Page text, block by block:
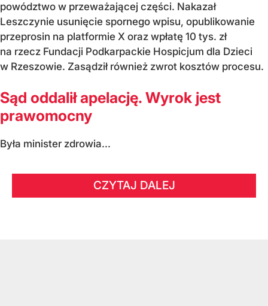
powództwo w przeważającej części. Nakazał
Leszczynie usunięcie spornego wpisu, opublikowanie
przeprosin na platformie X oraz wpłatę 10 tys. zł
na rzecz Fundacji Podkarpackie Hospicjum dla Dzieci
w Rzeszowie. Zasądził również zwrot kosztów procesu.
Sąd oddalił apelację. Wyrok jest
prawomocny
Była minister zdrowia...
CZYTAJ DALEJ